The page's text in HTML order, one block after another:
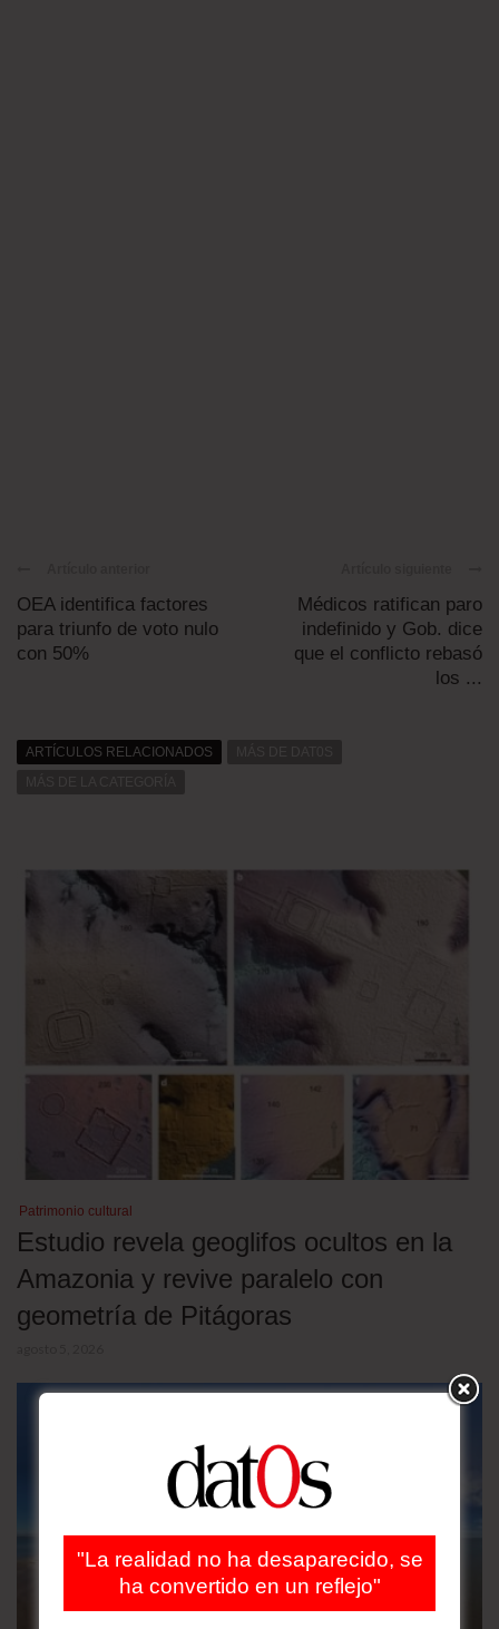
OEA identifica factores
para triunfo de voto nulo
con 50%
Médicos ratifican paro
indefinido y Gob. dice
que el conflicto rebasó
los ...
ARTÍCULOS RELACIONADOS
Patrimonio cultural
Estudio revela geoglifos ocultos en la
Amazonia y revive paralelo con
geometría de Pitágoras
"La realidad no ha desaparecido, se
ha convertido en un reflejo"